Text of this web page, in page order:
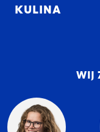
KULINA
WIJ